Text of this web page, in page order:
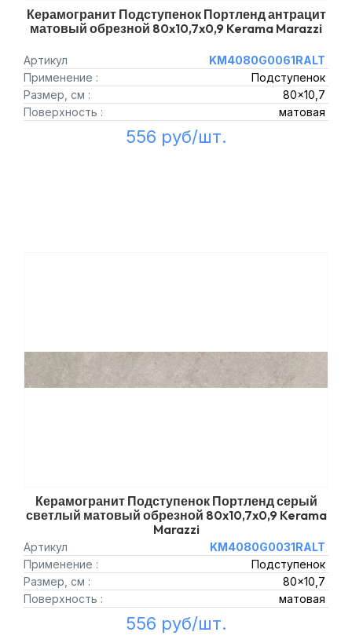
Керамогранит Подступенок Портленд антрацит
матовый обрезной 80x10,7x0,9 Kerama Marazzi
Артикул
KM4080G0061RALT
Применение :
Подступенок
Размер, см :
80x10,7
Поверхность :
матовая
556 руб/шт.
Керамогранит Подступенок Портленд серый
светлый матовый обрезной 80x10,7x0,9 Kerama
Marazzi
Артикул
KM4080G0031RALT
Применение :
Подступенок
Размер, см :
80x10,7
Поверхность :
матовая
556 руб/шт.